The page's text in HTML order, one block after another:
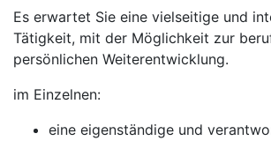
Es erwartet Sie eine vielseitige und
Tätigkeit, mit der Möglichkeit zur
persönlichen Weiterentwicklung.
im Einzelnen:
eine eigenständige und